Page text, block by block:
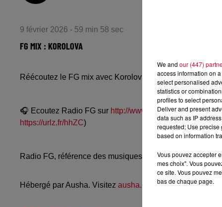
9 février 2026 - 59 min 58 sec
FG MIX : KOROLOVA
Réécoutez le FG mix avec Korolova du samedi 7 février
🎧 Ecoutez Radio FG sur http://www.radiofg.com 📱 et sur
https://urlz.fr/hhZC)
Radio FG, référence des musiques électroniques,
Hébergé par Ausha. Visitez ausha.co/politique-de-
We and our (447)
access information on
select personalised
statistics or
profiles to select
Deliver and present
data such as IP
requested; Use precise
based on information
Vous pouvez accepter
mes choix". Vous
ce site. Vous pouvez
bas de chaque page.